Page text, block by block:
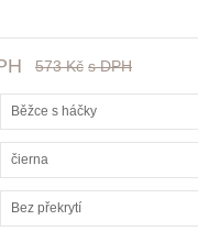
573 Kč s DPH
Běžce s háčky
čierna
Bez překrytí